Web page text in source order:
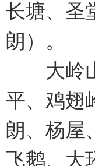
长塘、圣
朗）。
大岭山
平、鸡翅
朗、杨屋
飞鹅、大